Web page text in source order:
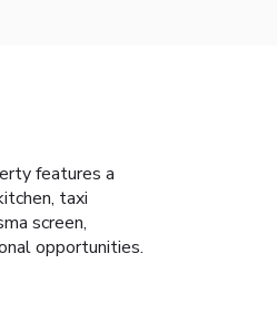
features a
taxi
screen,
opportunities.